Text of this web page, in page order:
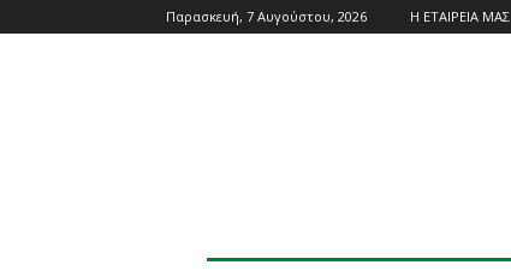
Παρασκευή, 7 Αυγούστου, 2026 Η ΕΤΑΙΡΕΙΑ ΜΑΣ